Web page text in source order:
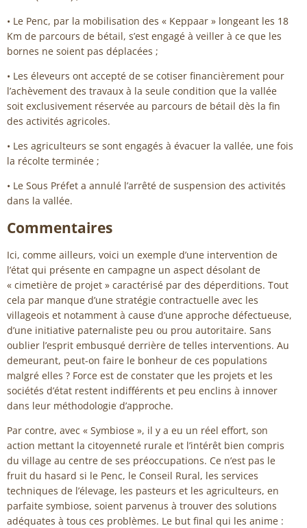
• Le Penc, par la mobilisation des « Keppaar » longeant les 18
Km de parcours de bétail, s’est engagé à veiller à ce que les
bornes ne soient pas déplacées ;
• Les éleveurs ont accepté de se cotiser financièrement pour
l’achèvement des travaux à la seule condition que la vallée
soit exclusivement réservée au parcours de bétail dès la fin
des activités agricoles.
• Les agriculteurs se sont engagés à évacuer la vallée, une fois
la récolte terminée ;
• Le Sous Préfet a annulé l’arrêté de suspension des activités
dans la vallée.
Commentaires
Ici, comme ailleurs, voici un exemple d’une intervention de
l’état qui présente en campagne un aspect désolant de
« cimetière de projet » caractérisé par des déperditions. Tout
cela par manque d’une stratégie contractuelle avec les
villageois et notamment à cause d’une approche défectueuse,
d’une initiative paternaliste peu ou prou autoritaire. Sans
oublier l’esprit embusqué derrière de telles interventions. Au
demeurant, peut-on faire le bonheur de ces populations
malgré elles ? Force est de constater que les projets et les
sociétés d’état restent indifférents et peu enclins à innover
dans leur méthodologie d’approche.
Par contre, avec « Symbiose », il y a eu un réel effort, son
action mettant la citoyenneté rurale et l’intérêt bien compris
du village au centre de ses préoccupations. Ce n’est pas le
fruit du hasard si le Penc, le Conseil Rural, les services
techniques de l’élevage, les pasteurs et les agriculteurs, en
parfaite symbiose, soient parvenus à trouver des solutions
adéquates à tous ces problèmes. Le but final qui les anime :